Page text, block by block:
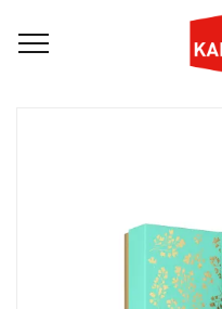
Home
Rituals
The Ritual Of Karma –